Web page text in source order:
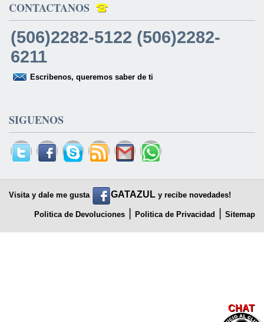
CHAT
CONTACTANOS
(506)2282-5122 (506)2282-
6211
Escribenos, queremos saber de ti
SIGUENOS
Visita y dale me gusta GATAZUL y recibe novedades!
Politica de Devoluciones | Politica de Privacidad | Sitemap